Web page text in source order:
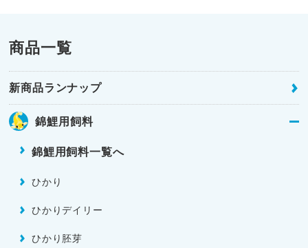
商品一覧
新商品ランナップ
錦鯉用飼料
錦鯉用飼料一覧へ
ひかり
ひかりデイリー
ひかり胚芽